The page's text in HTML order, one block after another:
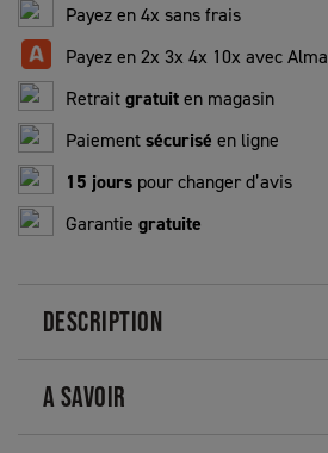
Payez en 4x sans frais
Payez en 2x 3x 4x 10x avec Alma
Retraitgratuiten magasin
Paiementsécurisé en ligne
15 jours pour changer d’avis
Garantie gratuite
DESCRIPTION
A SAVOIR